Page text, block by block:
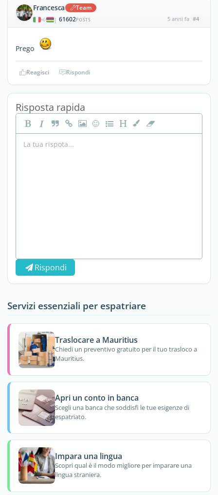
Francesca Team
| 61602POSTS 5 anni fa #4
Prego
Reagisci Rispondi
Risposta rapida
Rispondi
Servizi essenziali per espatriare
Traslocare a Mauritius
Chiedi un preventivo gratuito per il tuo trasloco a
Mauritius.
Apri un conto in banca
Scegli una banca che soddisfi le tue esigenze di
espatriato.
Impara una lingua
Scopri qual è il modo migliore per imparare una
lingua straniera.